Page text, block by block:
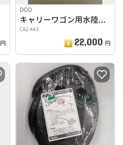
円
DOD
キャリーワゴン用水陸両用アタッチメント
CA2-443
22,000 円